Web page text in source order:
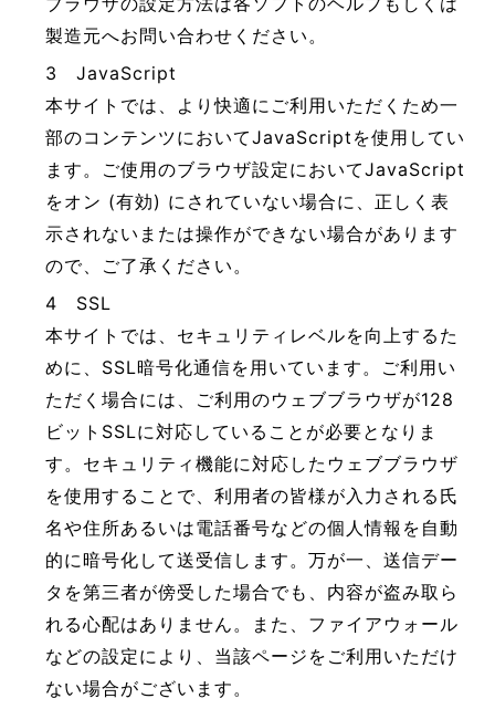
製造元へお問い合わせください。
3 JavaScript
本サイトでは、より快適にご利用いただくため一
部のコンテンツにおいてJavaScriptを使用してい
ます。ご使用のブラウザ設定においてJavaScript
をオン (有効) にされていない場合に、正しく表
示されないまたは操作ができない場合があります
ので、ご了承ください。
4 SSL
本サイトでは、セキュリティレベルを向上するた
めに、SSL暗号化通信を用いています。ご利用い
ただく場合には、ご利用のウェブブラウザが128
ビットSSLに対応していることが必要となりま
す。セキュリティ機能に対応したウェブブラウザ
を使用することで、利用者の皆様が入力される氏
名や住所あるいは電話番号などの個人情報を自動
的に暗号化して送受信します。万が一、送信デー
タを第三者が傍受した場合でも、内容が盗み取ら
れる心配はありません。また、ファイアウォール
などの設定により、当該ページをご利用いただけ
ない場合がございます。